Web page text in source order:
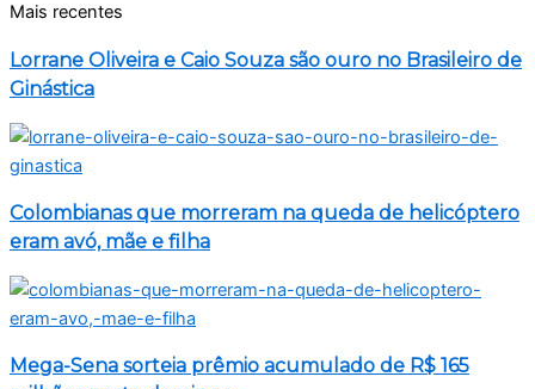
Mais recentes
Lorrane Oliveira e Caio Souza são ouro no Brasileiro de
Ginástica
Colombianas que morreram na queda de helicóptero
eram avó, mãe e filha
Mega-Sena sorteia prêmio acumulado de R$ 165